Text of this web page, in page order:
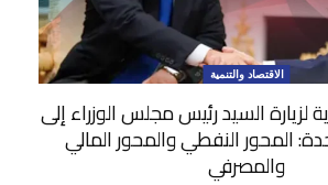
الاقتصاد والتنمية
لزيارة السيد رئيس مجلس الوزراء إلى
المحور النفطي والمحور المالي
والمصرفي